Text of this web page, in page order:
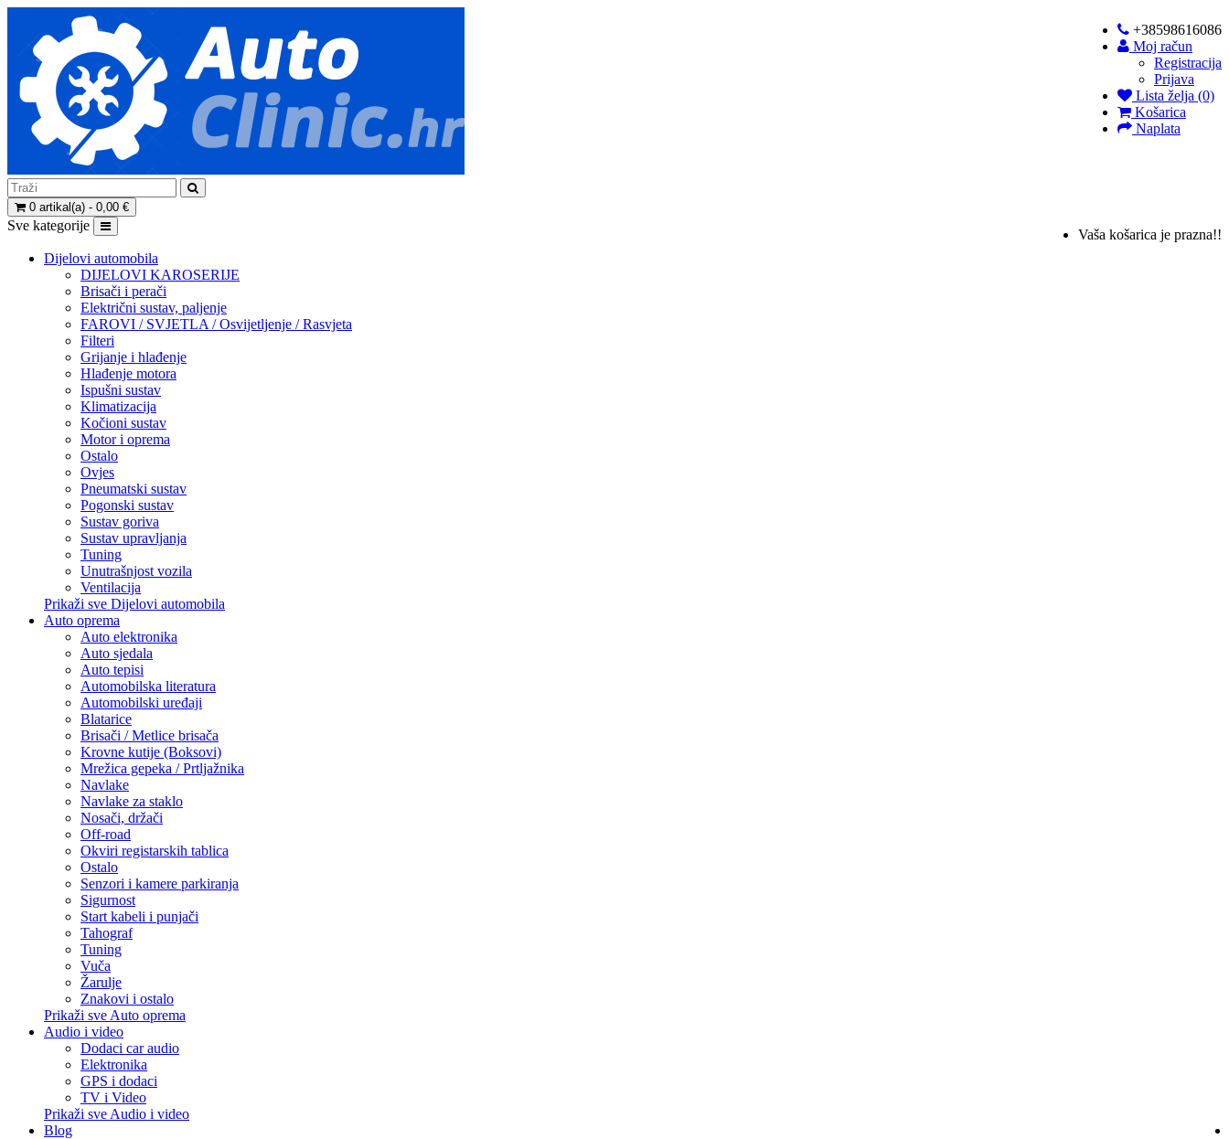
+38598616086
Moj račun
Registracija
Prijava
Lista želja (0)
Košarica
Naplata
0 artikal(a) - 0,00 €
Vaša košarica je prazna!!
Sve kategorije
Dijelovi automobila
DIJELOVI KAROSERIJE
Brisači i perači
Električni sustav, paljenje
FAROVI / SVJETLA / Osvijetljenje / Rasvjeta
Filteri
Grijanje i hlađenje
Hlađenje motora
Ispušni sustav
Klimatizacija
Kočioni sustav
Motor i oprema
Ostalo
Ovjes
Pneumatski sustav
Pogonski sustav
Sustav goriva
Sustav upravljanja
Tuning
Unutrašnjost vozila
Ventilacija
Prikaži sve Dijelovi automobila
Auto oprema
Auto elektronika
Auto sjedala
Auto tepisi
Automobilska literatura
Automobilski uređaji
Blatarice
Brisači / Metlice brisača
Krovne kutije (Boksovi)
Mrežica gepeka / Prtljažnika
Navlake
Navlake za staklo
Nosači, držači
Off-road
Okviri registarskih tablica
Ostalo
Senzori i kamere parkiranja
Sigurnost
Start kabeli i punjači
Tahograf
Tuning
Vuča
Žarulje
Znakovi i ostalo
Prikaži sve Auto oprema
Audio i video
Dodaci car audio
Elektronika
GPS i dodaci
TV i Video
Prikaži sve Audio i video
Blog